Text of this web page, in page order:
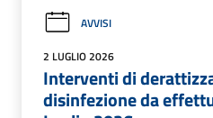
AVVISI
2 LUGLIO 2026
Interventi di
disinfezione da